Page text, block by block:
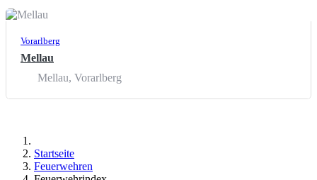
Vorarlberg
Mellau
Mellau, Vorarlberg
Startseite
Feuerwehren